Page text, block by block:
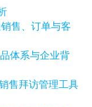
售、订单与客
体系与企业背
售拜访管理工具